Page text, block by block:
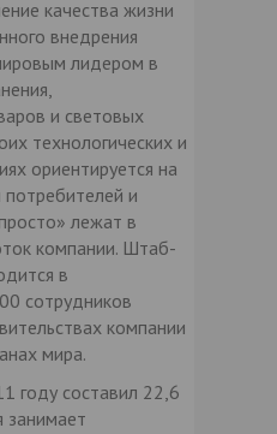
качества жизни
внедрения
лидером в
и световых
технологических и
ориентируется на
и
лежат в
компании. Штаб-
в
сотрудников
компании
мира.
году составил 22,6
занимает